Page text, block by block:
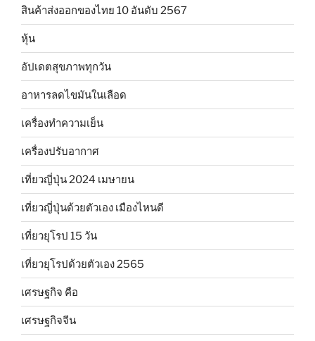
สินค้าส่งออกของไทย 10 อันดับ 2567
หุ้น
อัปเดตสุขภาพทุกวัน
อาหารลดไขมันในเลือด
เครื่องทำความเย็น
เครื่องปรับอากาศ
เที่ยวญี่ปุ่น 2024 เมษายน
เที่ยวญี่ปุ่นด้วยตัวเอง เมืองไหนดี
เที่ยวยุโรป 15 วัน
เที่ยวยุโรปด้วยตัวเอง 2565
เศรษฐกิจ คือ
เศรษฐกิจจีน